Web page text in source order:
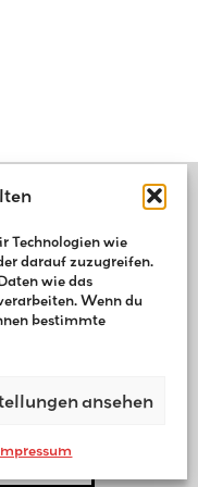
Technologien wie
darauf zuzugreifen.
wie das
Wenn du
bestimmte
ansehen